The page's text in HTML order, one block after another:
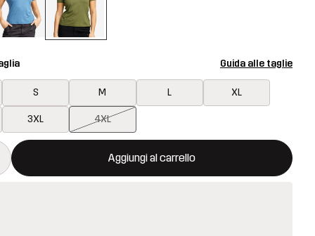
Guida alle taglie
S M L XL
3XL 4XL
Aggiungi al carrello
una finestra modale per confermare un nuovo articolo nel